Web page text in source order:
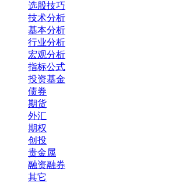
选股技巧
技术分析
基本分析
行业分析
宏观分析
指标公式
投资基金
债券
期货
外汇
期权
创投
贵金属
融资融券
其它